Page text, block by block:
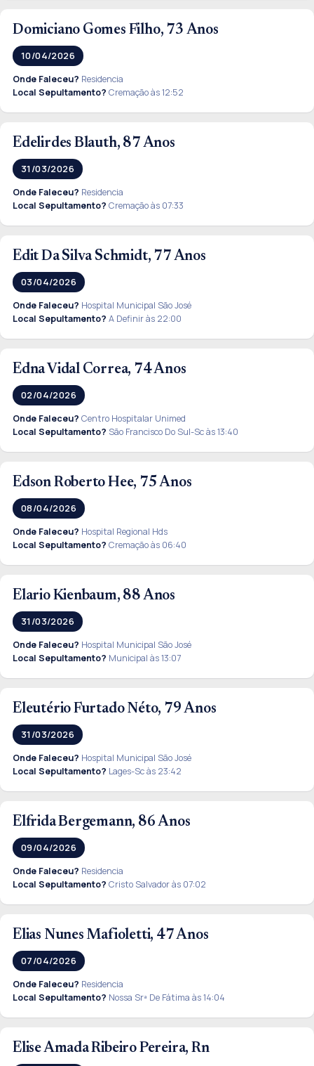
Domiciano Gomes Filho, 73 Anos
10/04/2026
Onde Faleceu? Residencia
Local Sepultamento? Cremação às 12:52
Edelirdes Blauth, 87 Anos
31/03/2026
Onde Faleceu? Residencia
Local Sepultamento? Cremação às 07:33
Edit Da Silva Schmidt, 77 Anos
03/04/2026
Onde Faleceu? Hospital Municipal São José
Local Sepultamento? A Definir às 22:00
Edna Vidal Correa, 74 Anos
02/04/2026
Onde Faleceu? Centro Hospitalar Unimed
Local Sepultamento? São Francisco Do Sul-Sc às 13:40
Edson Roberto Hee, 75 Anos
08/04/2026
Onde Faleceu? Hospital Regional Hds
Local Sepultamento? Cremação às 06:40
Elario Kienbaum, 88 Anos
31/03/2026
Onde Faleceu? Hospital Municipal São José
Local Sepultamento? Municipal às 13:07
Eleutério Furtado Néto, 79 Anos
31/03/2026
Onde Faleceu? Hospital Municipal São José
Local Sepultamento? Lages-Sc às 23:42
Elfrida Bergemann, 86 Anos
09/04/2026
Onde Faleceu? Residencia
Local Sepultamento? Cristo Salvador às 07:02
Elias Nunes Mafioletti, 47 Anos
07/04/2026
Onde Faleceu? Residencia
Local Sepultamento? Nossa Srª De Fátima às 14:04
Elise Amada Ribeiro Pereira, Rn